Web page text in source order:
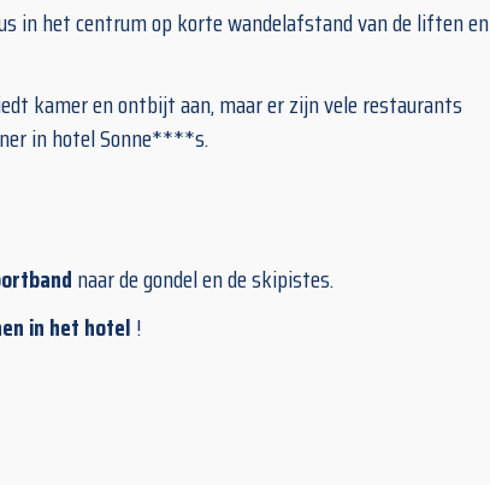
in het centrum op korte wandelafstand van de liften en
kamer en ontbijt aan, maar er zijn vele restaurants
in hotel Sonne****s.
naar de gondel en de skipistes.
in het hotel!